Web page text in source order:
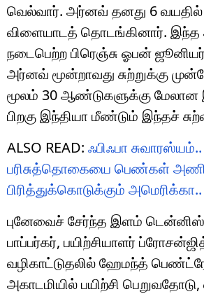
வெல்வார். அர்னவ் தனது 6
விளையாடத் தொடங்கினார்.
நடைபெற்ற பிரெஞ்சு ஓபன்
அர்னவ் மூன்றாவது சுற்றுக்கு
மூலம் 30 ஆண்டுகளுக்கு மேலான
பிறகு இந்தியா மீண்டும் இந்தச்
ALSO READ: ஃபிஃபா சுவாரஸ்யம்..
பரிசுத்தொகையை பெண்கள்
பிரித்துக்கொடுக்கும்
புனேவைச் சேர்ந்த இளம்
பாப்பர்கர், பயிற்சியாளர்
வழிகாட்டுதலில் ஹேமந்த்
அகாடமியில் பயிற்சி